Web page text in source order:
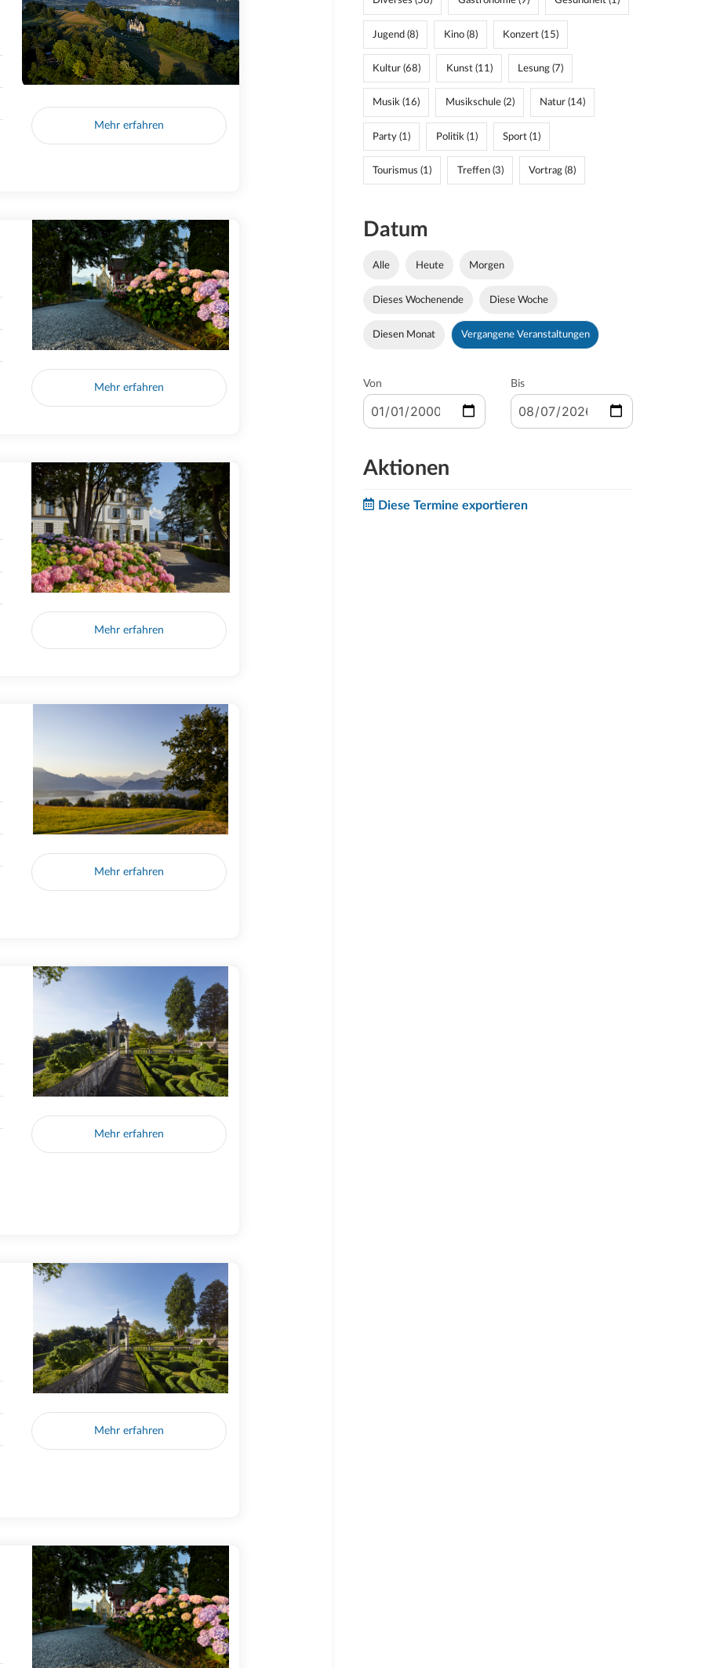
Mehr erfahren
Mehr erfahren
Mehr erfahren
Mehr erfahren
Mehr erfahren
Mehr erfahren
Jugend (8) Kino (8) Konzert (15)
Kultur (68) Kunst (11) Lesung (7)
Musik (16) Musikschule (2) Natur (14)
Party (1) Politik (1) Sport (1)
Tourismus (1) Treffen (3) Vortrag (8)
Datum
Alle Heute Morgen
Dieses Wochenende Diese Woche
Diesen Monat Vergangene Veranstaltungen
Von Bis
Aktionen
Diese Termine exportieren